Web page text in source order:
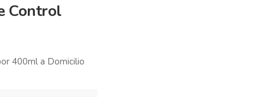
Control
400ml a Domicilio